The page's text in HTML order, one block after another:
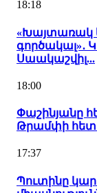
18:18
«Խայտառակ
գործակալ»․
Սաակաշվիլ...
18:00
Փաշինյանը
Թրամփի հետ․
17:37
Պուտինը